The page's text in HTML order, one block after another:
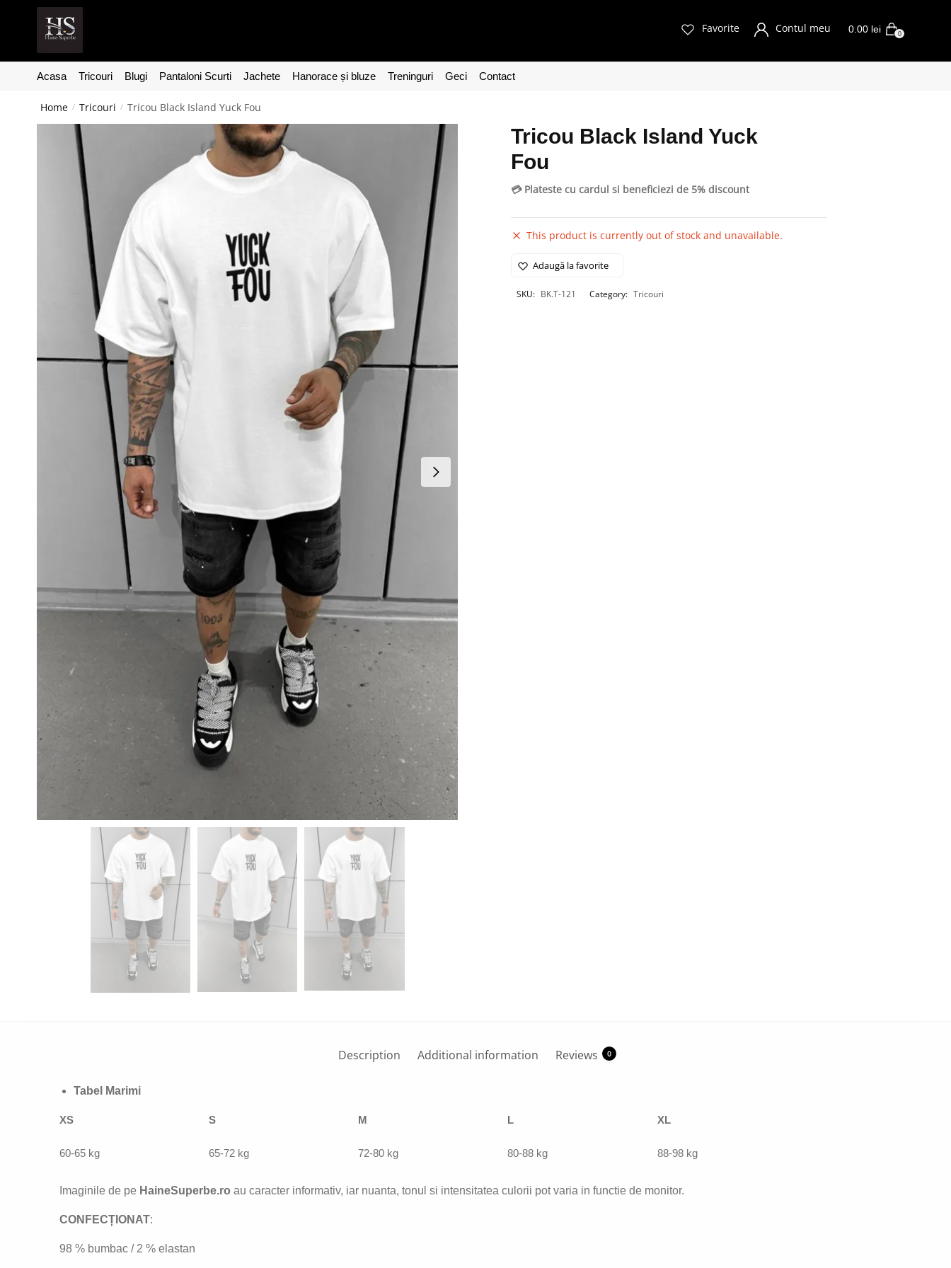
Favorite Contul meu 0.00 lei 0
Acasa Tricouri Blugi Pantaloni Scurti Jachete Hanorace și bluze Treninguri Geci Contact
Home / Tricouri / Tricou Black Island Yuck Fou
Tricou Black Island Yuck
Fou
💳 Plateste cu cardul si beneficiezi de 5% discount
This product is currently out of stock and unavailable.
Adaugă la favorite
SKU: BK.T-121 Category: Tricouri
Description Additional information Reviews 0
Tabel Marimi
XS S M L XL
60-65 kg 65-72 kg 72-80 kg 80-88 kg 88-98 kg
Imaginile de pe HaineSuperbe.ro au caracter informativ, iar nuanta, tonul si intensitatea culorii pot varia in functie de monitor.
CONFECȚIONAT:
98 % bumbac / 2 % elastan